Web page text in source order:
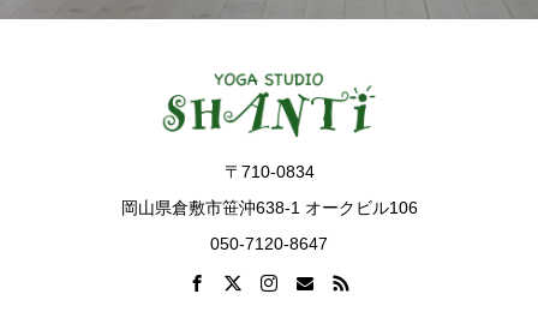
〒710-0834
岡山県倉敷市笹沖638-1 オークビル106
050-7120-8647